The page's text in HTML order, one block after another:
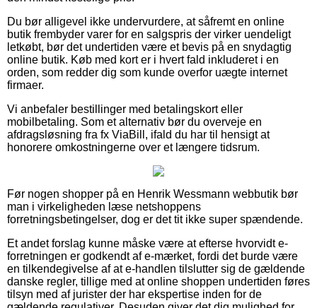
Du bør alligevel ikke undervurdere, at såfremt en online
butik frembyder varer for en salgspris der virker uendeligt
letkøbt, bør det undertiden være et bevis på en snydagtig
online butik. Køb med kort er i hvert fald inkluderet i en
orden, som redder dig som kunde overfor uægte internet
firmaer.
Vi anbefaler bestillinger med betalingskort eller
mobilbetaling. Som et alternativ bør du overveje en
afdragsløsning fra fx ViaBill, ifald du har til hensigt at
honorere omkostningerne over et længere tidsrum.
Før nogen shopper på en Henrik Wessmann webbutik bør
man i virkeligheden læse netshoppens
forretningsbetingelser, dog er det tit ikke super spændende.
Et andet forslag kunne måske være at efterse hvorvidt e-
forretningen er godkendt af e-mærket, fordi det burde være
en tilkendegivelse af at e-handlen tilslutter sig de gældende
danske regler, tillige med at online shoppen undertiden føres
tilsyn med af jurister der har ekspertise inden for de